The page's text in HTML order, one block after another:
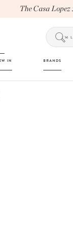
The Casa Lopez x
IN BRANDS